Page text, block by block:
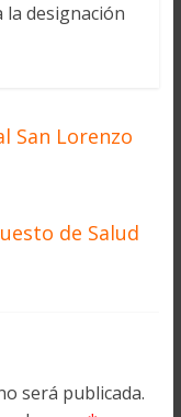
la designación
San Lorenzo
de Salud
será publicada.